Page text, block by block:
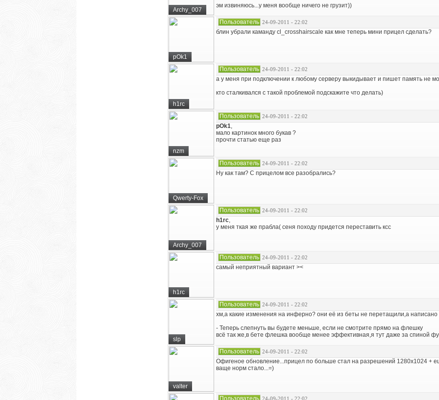
Archy_007
эм извиняюсь...у меня вообще ничего не грузит))
pOk1
Пользователь 24-09-2011 - 22:02
блин убрали каманду cl_crosshairscale как мне теперь мини прицел сделать?
h1rc
Пользователь 24-09-2011 - 22:02
а у меня при подключении к любому серверу выкидывает и пишет память не
кто сталкивался с такой проблемой подскажите что делать)
nzm
Пользователь 24-09-2011 - 22:02
pOk1,
мало картинок много букав ?
прочти статью еще раз
Qwerty-Fox
Пользователь 24-09-2011 - 22:02
Ну как там? С прицелом все разобрались?
Archy_007
Пользователь 24-09-2011 - 22:02
h1rc,
у меня ткая же прабла( сеня походу придется переставить ксс
h1rc
Пользователь 24-09-2011 - 22:02
самый неприятный вариант ><
slp
Пользователь 24-09-2011 - 22:02
хм,а какие изменения на инферно? они её из беты не перетащили,а
- Теперь слепнуть вы будете меньше, если не смотрите прямо на флешку
всё так же,в бете флешка вообще менее эффективная,я тут даже за спиной
valter
Пользователь 24-09-2011 - 22:02
Офигеное обновление...прицел по больше стал на разрешений 1280х1024 +
ваще норм стало...=)
Пользователь 24-09-2011 - 22:02